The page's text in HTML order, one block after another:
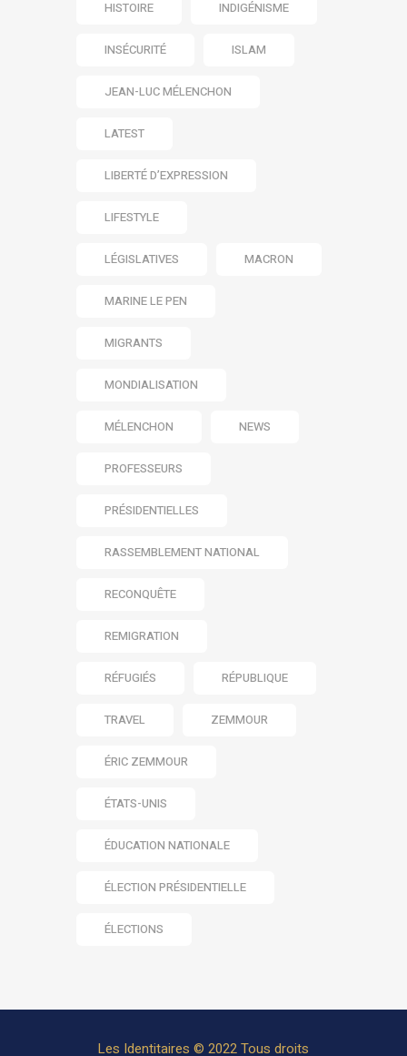
HISTOIRE INDIGÉNISME
INSÉCURITÉ ISLAM
JEAN-LUC MÉLENCHON
LATEST
LIBERTÉ D’EXPRESSION
LIFESTYLE
LÉGISLATIVES MACRON
MARINE LE PEN
MIGRANTS
MONDIALISATION
MÉLENCHON NEWS
PROFESSEURS
PRÉSIDENTIELLES
RASSEMBLEMENT NATIONAL
RECONQUÊTE
REMIGRATION
RÉFUGIÉS RÉPUBLIQUE
TRAVEL ZEMMOUR
ÉRIC ZEMMOUR
ÉTATS-UNIS
ÉDUCATION NATIONALE
ÉLECTION PRÉSIDENTIELLE
ÉLECTIONS
Les Identitaires © 2022 Tous droits